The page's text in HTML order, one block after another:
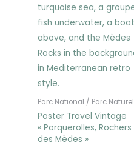
Parc National / Parc Naturel
Poster Travel Vintage
« Porquerolles, Rochers
des Mèdes »